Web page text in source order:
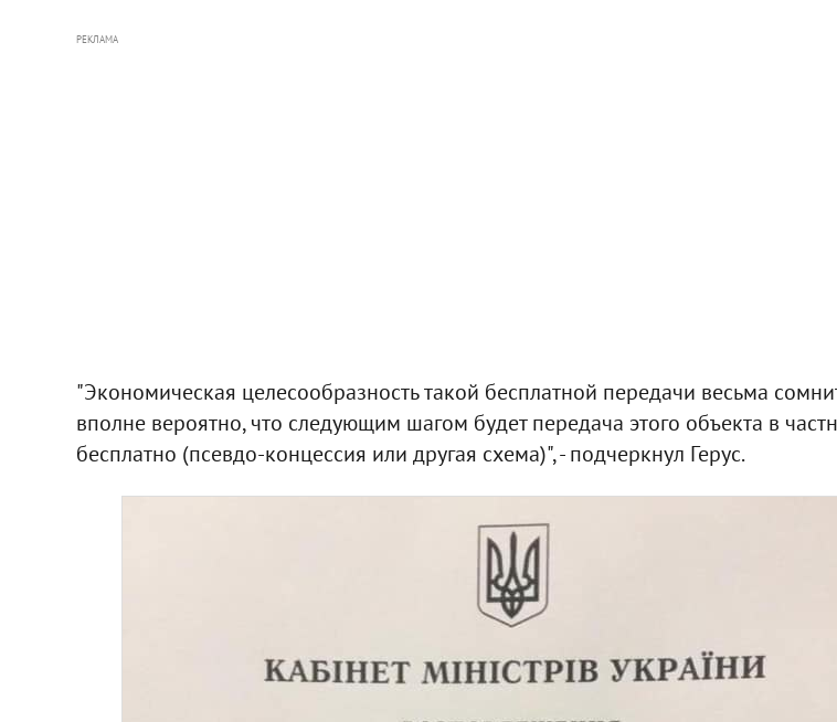
РЕКЛАМА
"Экономическая целесообразность такой бесплатной передачи весьма
вполне вероятно, что следующим шагом будет передача этого объекта в
бесплатно (псевдо-концессия или другая схема)", - подчеркнул Герус.